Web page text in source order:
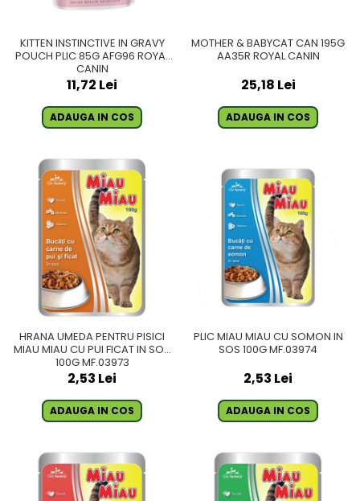
KITTEN INSTINCTIVE IN GRAVY
POUCH PLIC 85G AFG96 ROYAL
CANIN
11,72 Lei
ADAUGA IN COS
MOTHER & BABYCAT CAN 195G
AA35R ROYAL CANIN
25,18 Lei
ADAUGA IN COS
HRANA UMEDA PENTRU PISICI
MIAU MIAU CU PUI FICAT IN SOS
100G MF.03973
2,53 Lei
ADAUGA IN COS
PLIC MIAU MIAU CU SOMON IN
SOS 100G MF.03974
2,53 Lei
ADAUGA IN COS